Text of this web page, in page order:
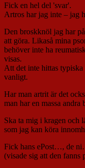
Fick en hel del 'svar'.
Artros har jag inte – jag
Den broskknöl jag har
att göra. Likaså mina
behöver inte ha
visas.
Att det inte hittas
vanligt.
Har man artrit är det
man har en massa
Ska ta mig i kragen och
som jag kan köra
Fick hans ePost…, de
(visade sig att den